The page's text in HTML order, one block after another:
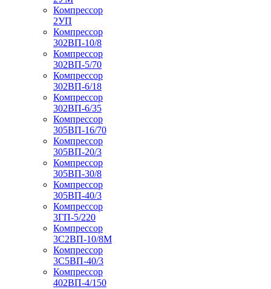
Компрессор
2УП
Компрессор
302ВП-10/8
Компрессор
302ВП-5/70
Компрессор
302ВП-6/18
Компрессор
302ВП-6/35
Компрессор
305ВП-16/70
Компрессор
305ВП-20/3
Компрессор
305ВП-30/8
Компрессор
305ВП-40/3
Компрессор
3ГП-5/220
Компрессор
3С2ВП-10/8М
Компрессор
3С5ВП-40/3
Компрессор
402ВП-4/150